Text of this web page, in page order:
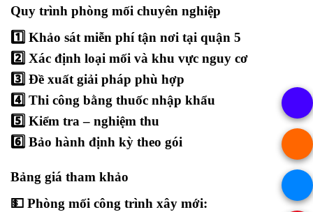
Quy trình phòng mối chuyên nghiệp
1️⃣ Khảo sát miễn phí tận nơi tại quận 5
2️⃣ Xác định loại mối và khu vực nguy cơ
3️⃣ Đề xuất giải pháp phù hợp
4️⃣ Thi công bằng thuốc nhập khẩu
5️⃣ Kiểm tra – nghiệm thu
6️⃣ Bảo hành định kỳ theo gói
Bảng giá tham khảo
💵 Phòng mối công trình xây mới: